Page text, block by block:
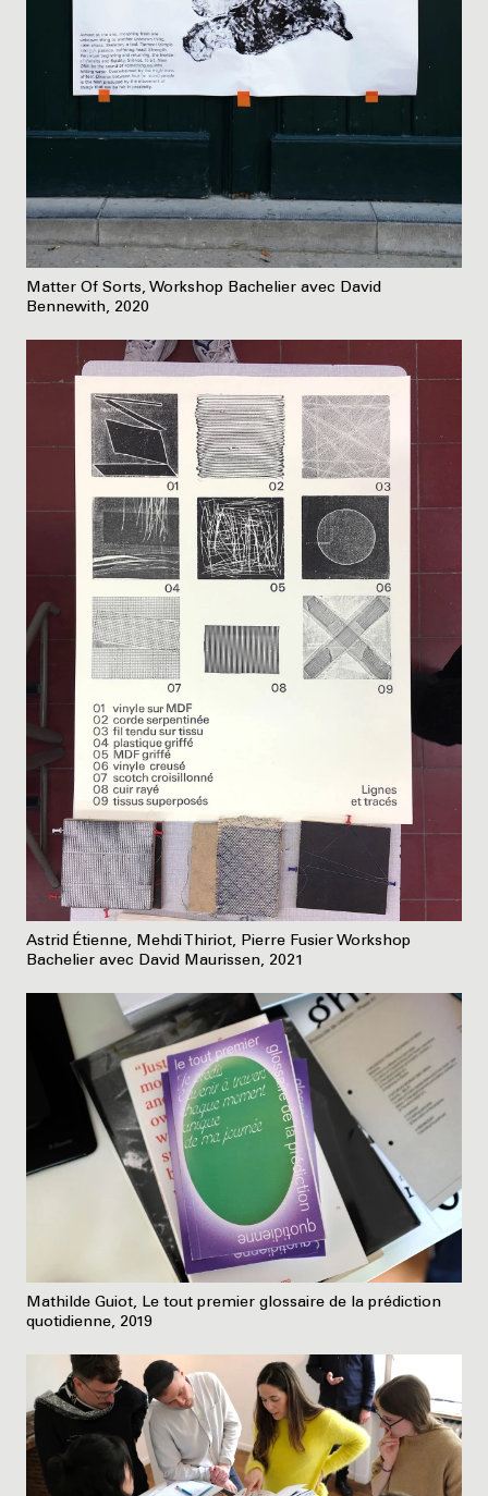
Matter Of Sorts, Workshop Bachelier avec David
Bennewith, 2020
Astrid Étienne, Mehdi Thiriot, Pierre Fusier Workshop
Bachelier avec David Maurissen, 2021
Mathilde Guiot, Le tout premier glossaire de la prédiction
quotidienne, 2019